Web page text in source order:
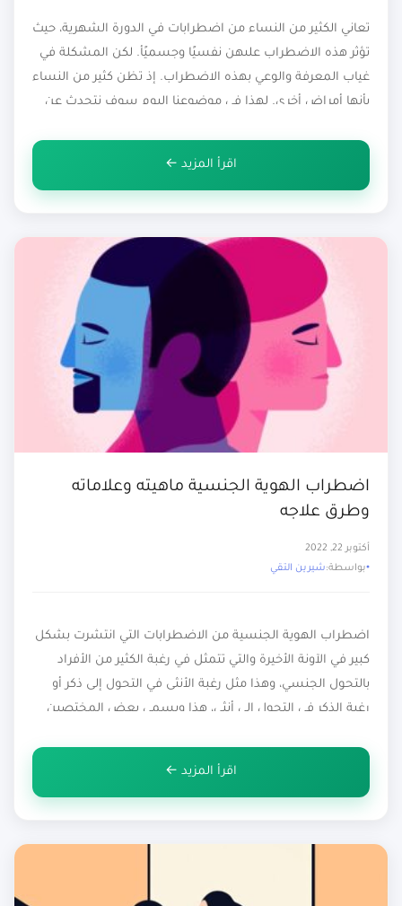
تعاني الكثير من النساء من اضطرابات في الدورة الشهرية، حيث
تؤثر هذه الاضطراب علىهن نفسيًا وجسميًأ. لكن المشكلة في
غياب المعرفة والوعي بهذه الاضطراب. إذ تظن كثير من النساء
بأنها أمراض أخرى. لهذا في موضوعنا اليوم سوف نتحدث عن
هي اضطراب الدورة الشهرية اضطرابات الدورة الشهرية […]
اقرأ المزيد ←
اضطراب الهوية الجنسية ماهيته وعلاماته
وطرق علاجه
أكتوبر 22, 2022
بواسطة:شيرين التقي
اضطراب الهوية الجنسية من الاضطرابات التي انتشرت بشكل
كبير في الآونة الأخيرة والتي تتمثل في رغبة الكثير من الأفراد
بالتحول الجنسي، وهذا مثل رغبة الأنثى في التحول إلى ذكر أو
رغبة الذكر في التحول إلى أنثى، هذا ويسمي بعض المختصين
الهوية الجنسية، وقد يصيب هذا الاضطراب […]
اقرأ المزيد ←